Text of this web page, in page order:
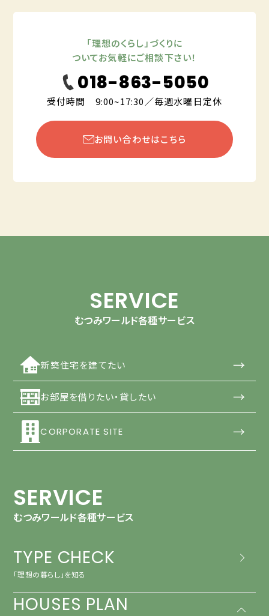
「理想のくらし」づくりに
ついてお気軽にご相談下さい！
018-863-5050
受付時間 9:00~17:30／毎週水曜日定休
お問い合わせはこちら
SERVICE
むつみワールド各種サービス
新築住宅を建てたい →
お部屋を借りたい・貸したい →
CORPORATE SITE →
SERVICE
むつみワールド各種サービス
TYPE CHECK
「理想の暮らし」を知る
HOUSES PLAN